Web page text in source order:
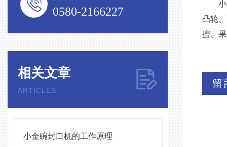
0580-2166227
相关文章
ARTICLES
小金碗封口机的工作原理
小金
凸轮
蜜、
留